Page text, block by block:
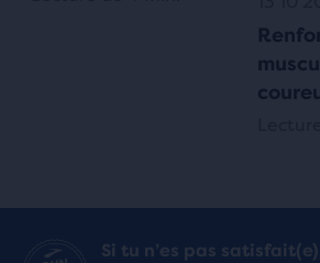
Si tu n’es pas